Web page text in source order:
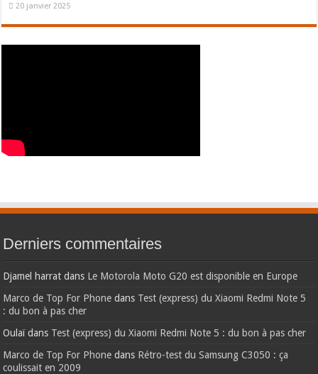
20 janvier 2025
Derniers commentaires
Djamel harrat dans Le Motorola Moto G20 est disponible en Europe
Marco de Top For Phone dans Test (express) du Xiaomi Redmi Note 5
: du bon à pas cher
Oulaïdans Test (express) du Xiaomi Redmi Note 5 : du bon à pas cher
Marco de Top For Phone dans Rétro-test du Samsung C3050 : ça
coulissait en 2009